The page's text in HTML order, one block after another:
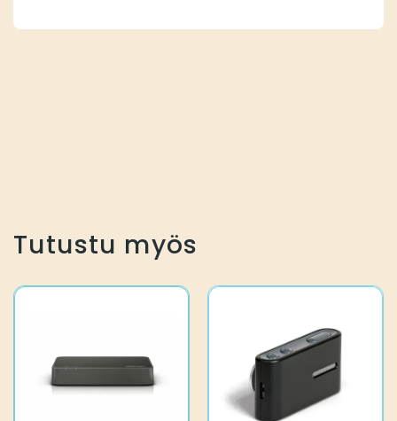
Tutustu myös